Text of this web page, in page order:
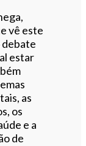
vê este
debate
estar
as
os
e a
de